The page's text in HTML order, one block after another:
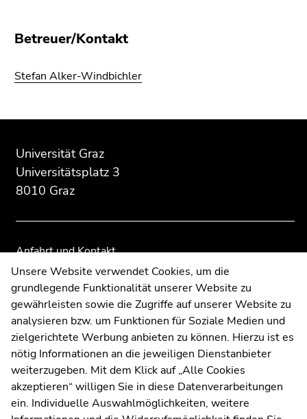
Betreuer/Kontakt
Stefan Alker-Windbichler
Seitenbereichs:
Zusatzinformationen:
Universität Graz
Universitätsplatz 3
8010 Graz
Anfahrt und Kontakt
Kommunikation und Öffentlichkeitsarbeit
Moodle
UNIGRAZonline
Impressum
Datenschutzerklärung
Cookie-Einstellungen
Barrierefreiheitserklärung
Seitenbereichs.
Übersicht
Seitenbereiche
Seitenbereichs.
Übersicht
Seitenbereiche
Unsere Website verwendet Cookies, um die
grundlegende Funktionalität unserer Website zu
gewährleisten sowie die Zugriffe auf unserer Website zu
analysieren bzw. um Funktionen für Soziale Medien und
zielgerichtete Werbung anbieten zu können. Hierzu ist es
nötig Informationen an die jeweiligen Dienstanbieter
weiterzugeben. Mit dem Klick auf „Alle Cookies
akzeptieren“ willigen Sie in diese Datenverarbeitungen
ein. Individuelle Auswahlmöglichkeiten, weitere